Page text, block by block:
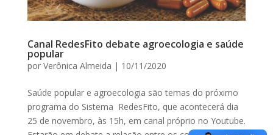
Canal RedesFito debate agroecologia e saúde
popular
por Verônica Almeida | 10/11/2020
Saúde popular e agroecologia são temas do próximo
programa do Sistema RedesFito, que acontecerá dia
25 de novembro, às 15h, em canal próprio no Youtube.